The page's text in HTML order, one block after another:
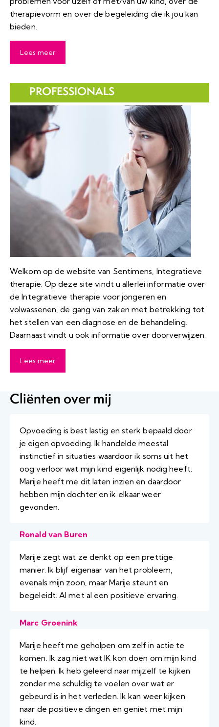
therapievorm en over de begeleiding die ik jou kan
bieden.
Lees meer
PROFESSIONALS
Welkom op de website van Sentimens, Integratieve
therapie. Op deze site vindt u allerlei informatie over
de Integratieve therapie voor jongeren en
volwassenen, de gang van zaken met betrekking tot
het stellen van een diagnose en de behandeling.
Daarnaast vindt u ook informatie over doorverwijzen.
Lees meer
Cliënten over mij
Opvoeding is best lastig en sterk bepaald door
je eigen opvoeding. Ik handelde meestal
instinctief in situaties waardoor ik soms uit het
oog verloor wat mijn kind eigenlijk nodig heeft.
Marije heeft me dit laten inzien en daardoor
hebben mijn dochter en ik elkaar weer
gevonden.
Ronald van Buren
Marije zegt wat ze denkt op een prettige
manier. Ik blijf eigenaar van het probleem,
evenals mijn zoon, maar Marije steunt en
begeleidt. Al met al een positieve ervaring.
Marc Groenink
Marije heeft me geholpen om zelf in actie te
komen. Ik zag niet wat IK kon doen om mijn kind
te helpen. Ik heb geleerd naar mijzelf te kijken
zonder me schuldig te voelen over wat er
gebeurd is in het verleden. Ik kan weer kijken
naar de positieve dingen en geniet met mijn
kind.